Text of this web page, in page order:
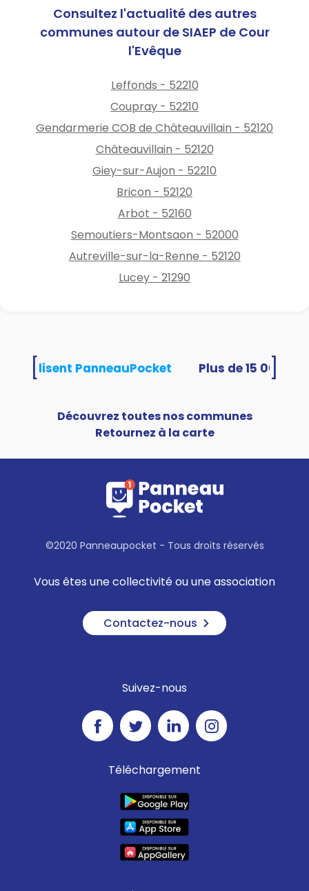
Consultez l'actualité des autres
communes autour de SIAEP de Cour
l'Evêque
Leffonds - 52210
Coupray - 52210
Gendarmerie COB de Châteauvillain - 52120
Châteauvillain - 52120
Giey-sur-Aujon - 52210
Bricon - 52120
Arbot - 52160
Semoutiers-Montsaon - 52000
Autreville-sur-la-Renne - 52120
Lucey - 21290
utilisent PanneauPocket
Découvrez toutes nos communes
Retournez à la carte
©2020 Panneaupocket - Tous droits réservés
Vous êtes une collectivité ou une association
Contactez-nous
Suivez-nous
Téléchargement